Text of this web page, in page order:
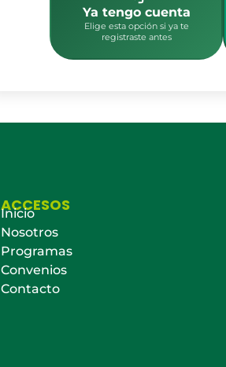
Ya tengo cuenta
Elige esta opción si ya te
registraste antes
ACCESOS
Inicio
Nosotros
Programas
Convenios
Contacto